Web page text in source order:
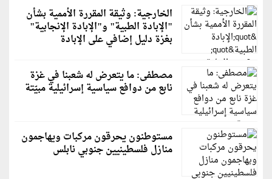
الخارجية: وثيقة المقررة الأممية بشأن
"الإبادة الطبية" و"الإبادة الإنجابية"
بغزة دليل إضافي على الإبادة
مصطفى: ما يتعرض له شعبنا في غزة
نابع من دوافع سياسية إسرائيلية مبيّتة
مستوطنون يحرقون مركبات ويهاجمون
منازل فلسطينيين جنوبي نابلس